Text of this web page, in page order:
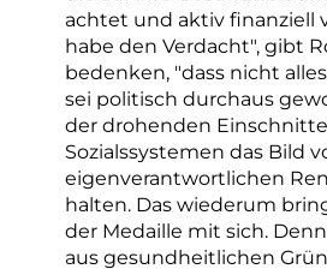
achtet und aktiv finanziell
habe den Verdacht", gibt
bedenken, "dass nicht
sei politisch durchaus
der drohenden
Sozialssystemen das Bild
eigenverantwortlichen
halten. Das wiederum
der Medaille mit sich.
aus gesundheitlichen